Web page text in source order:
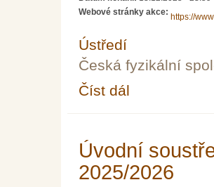
Webové stránky akce:
https://
Ústředí
Česká fyzikální
Číst dál
Úvodní
2025/2026